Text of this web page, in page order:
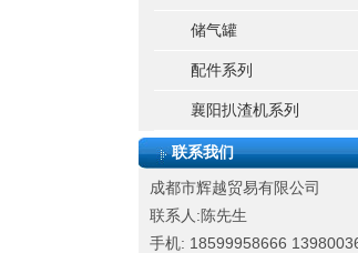
储气罐
配件系列
襄阳扒渣机系列
联系我们
成都市辉越贸易有限公司
联系人:陈先生
手机: 18599958666